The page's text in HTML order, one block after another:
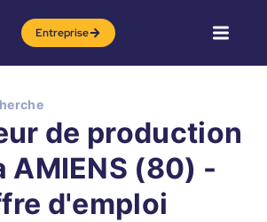
Entreprise
de production
AMIENS (80) -
d'emploi